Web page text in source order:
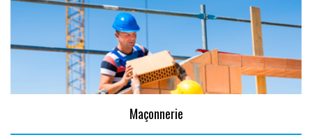
Maçonnerie